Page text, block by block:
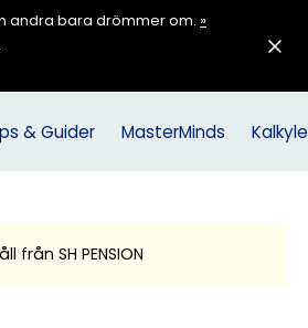
andra bara drömmer om. »
& Guider MasterMinds
från SH PENSION